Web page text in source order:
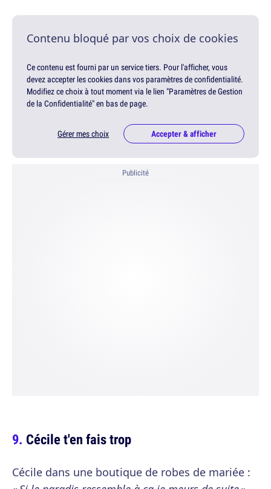
Contenu bloqué par vos choix de cookies
Ce contenu est fourni par un service tiers. Pour l'afficher, vous
devez accepter les cookies dans vos paramètres de confidentialité.
Modifiez ce choix à tout moment via le lien "Paramètres de Gestion
de la Confidentialité" en bas de page.
Gérer mes choix Accepter & afficher
Publicité
Cécile t'en fais trop
Cécile dans une boutique de robes de mariée :